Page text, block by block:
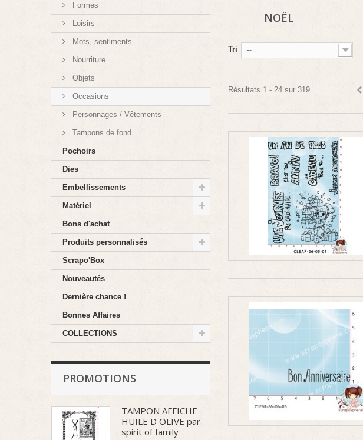
Formes
Loisirs
Mots, sentiments
Nourriture
Objets
Occasions
Personnages / Vêtements
Tampons de fond
Pochoirs
Dies
Embellissements
Matériel
Bons d'achat
Produits personnalisés
Scrapo'Box
Nouveautés
Dernière chance !
Bonnes Affaires
COLLECTIONS
PROMOTIONS
TAMPON AFFICHE
HUILE D OLIVE par
spirit of family
NOËL
Tri --
Résultats 1 - 24 sur 319.